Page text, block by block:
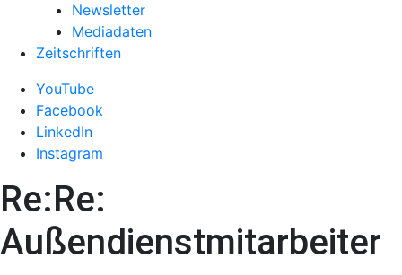
Newsletter
Mediadaten
Zeitschriften
YouTube
Facebook
LinkedIn
Instagram
Re:Re:
Außendienstmitarbeiter